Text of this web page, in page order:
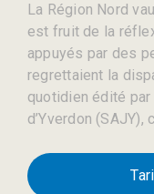
La Région Nord
est fruit de la
appuyés par des
regrettaient la
quotidien édité
d’Yverdon (SAJY),